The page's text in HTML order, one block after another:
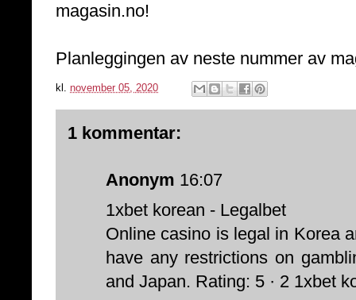
magasin.no!
Planleggingen av neste nummer av
kl. november 05, 2020
1 kommentar:
Anonym 16:07
1xbet korean - Legalbet
Online casino is legal in Korea
have any restrictions on
and Japan. Rating: 5 · ‎2 1xbet